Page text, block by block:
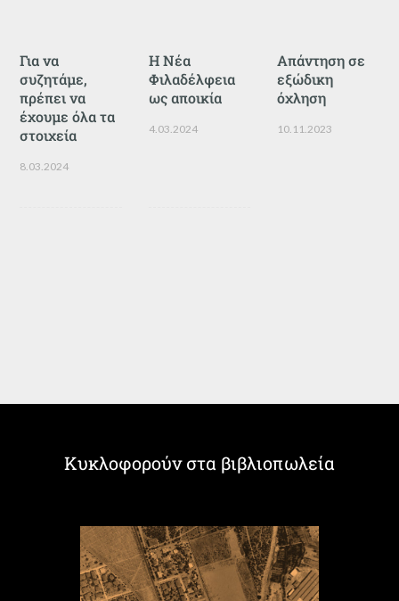
Για να
συζητάμε,
πρέπει να
έχουμε όλα τα
στοιχεία
8.03.2024
Η Νέα
Φιλαδέλφεια
ως αποικία
4.03.2024
Απάντηση σε
εξώδικη
όχληση
10.11.2023
Κυκλοφορούν στα βιβλιοπωλεία